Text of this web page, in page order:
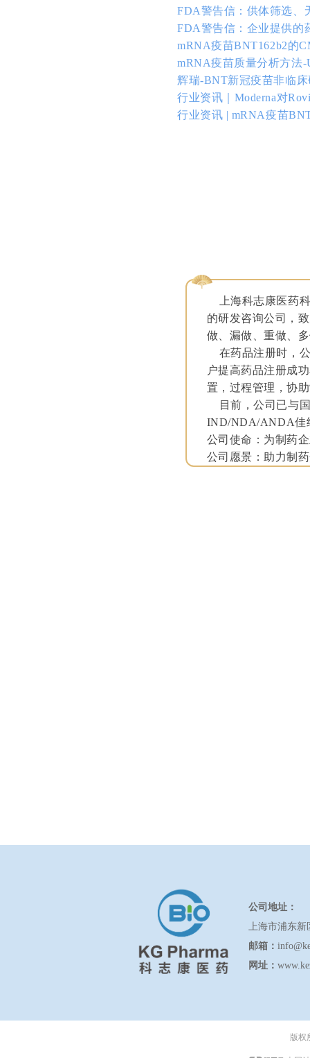
FDA警告信：供体筛选、
FDA警告信：企业提供的
mRNA疫苗BNT162b2的
mRNA疫苗质量分析方法-
辉瑞-BNT新冠疫苗非临
行业资讯｜Moderna对
行业资讯 | mRNA疫苗
上海科志康医药科
的研发咨询公司，
做、漏做、重做、
在药品注册时，公
户提高药品注册成
置，过程管理，协
目前，公司已与国
IND/NDA/ANDA佳
公司使命：为制药
公司愿景：助力制
公司地址：
上海市浦东新
邮箱：
网址：
版权